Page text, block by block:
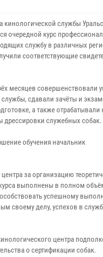
кинологической службы
очередной курс
службу в различных
соответствующие
месяцев совершенствовали
сдавали зачёты и
а также отрабатывали
служебных собак.
обучения начальник
за организацию
выполнены в полном
успешному
своему делу, успехов в
центра
о сертификации собак.